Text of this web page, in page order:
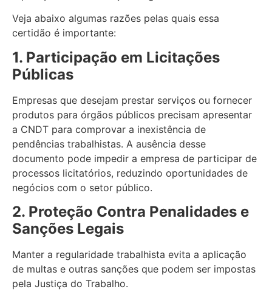
Veja abaixo algumas razões pelas quais essa
certidão é importante:
1. Participação em Licitações
Públicas
Empresas que desejam prestar serviços ou fornecer
produtos para órgãos públicos precisam apresentar
a CNDT para comprovar a inexistência de
pendências trabalhistas. A ausência desse
documento pode impedir a empresa de participar de
processos licitatórios, reduzindo oportunidades de
negócios com o setor público.
2. Proteção Contra Penalidades e
Sanções Legais
Manter a regularidade trabalhista evita a aplicação
de multas e outras sanções que podem ser impostas
pela Justiça do Trabalho.